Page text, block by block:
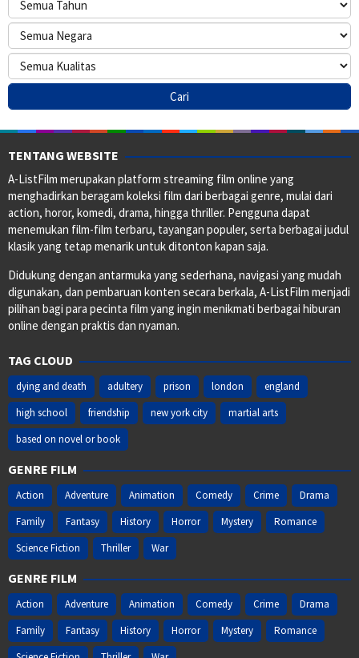
TENTANG WEBSITE
A-ListFilm merupakan platform streaming film online yang
menghadirkan beragam koleksi film dari berbagai genre, mulai dari
action, horor, komedi, drama, hingga thriller. Pengguna dapat
menemukan film-film terbaru, tayangan populer, serta berbagai judul
klasik yang tetap menarik untuk ditonton kapan saja.
Didukung dengan antarmuka yang sederhana, navigasi yang mudah
digunakan, dan pembaruan konten secara berkala, A-ListFilm menjadi
pilihan bagi para pecinta film yang ingin menikmati berbagai hiburan
online dengan praktis dan nyaman.
TAG CLOUD
dying and death adultery prison london
england
high school
friendship new york city
martial arts
based on novel or book
GENRE FILM
Action Adventure Animation Comedy Crime
Drama
Family
Fantasy History Horror Mystery
Romance
Science Fiction
Thriller War
GENRE FILM
Action Adventure Animation Comedy Crime
Drama
Family
Fantasy History Horror Mystery
Romance